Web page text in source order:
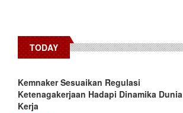
TODAY
Kemnaker Sesuaikan Regulasi
Ketenagakerjaan Hadapi Dinamika Dunia
Kerja